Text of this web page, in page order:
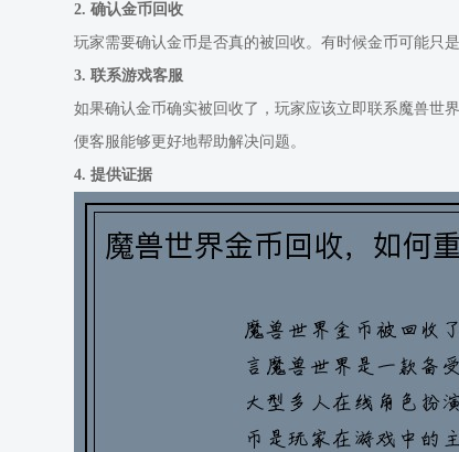
2. 确认金币回收
玩家需要确认金币是否真的被回收。有时候金币可能只
3. 联系游戏客服
如果确认金币确实被回收了，玩家应该立即联系魔兽世
便客服能够更好地帮助解决问题。
4. 提供证据